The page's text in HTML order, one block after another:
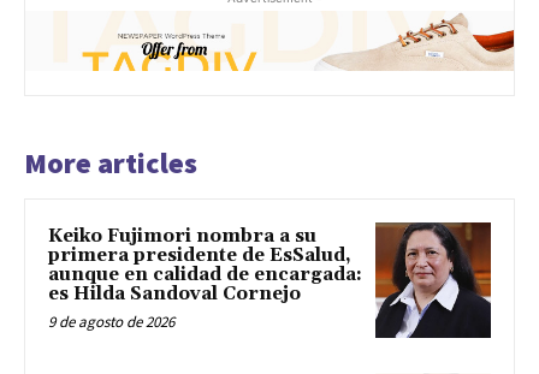
More articles
Keiko Fujimori nombra a su
primera presidente de EsSalud,
aunque en calidad de encargada:
es Hilda Sandoval Cornejo
9 de agosto de 2026